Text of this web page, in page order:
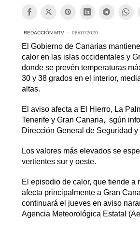
REDACCIÓN MTV 08/07/2020
El Gobierno de Canarias
calor en las islas occidentales y
donde se prevén temperaturas
30 y 38 grados en el interior,
altas.
El aviso afecta a El Hierro, La
Tenerife y Gran Canaria, sgún
Dirección General de Seguridad
Los valores más elevados se
vertientes sur y oeste.
El episodio de calor, que tiende a
afecta principalmente a Gran
continuará el jueves en aviso
Agencia Meteorológica Estatal